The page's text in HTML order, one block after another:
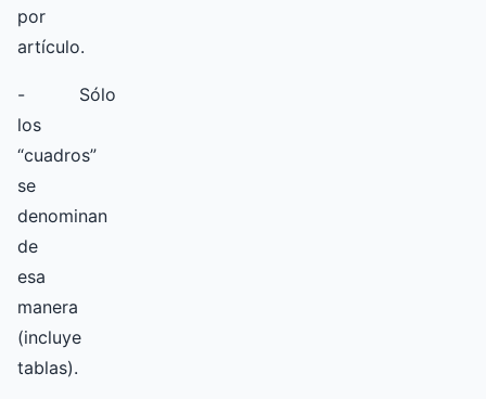
por
artículo.
- Sólo
los
“cuadros”
se
denominan
de
esa
manera
(incluye
tablas).